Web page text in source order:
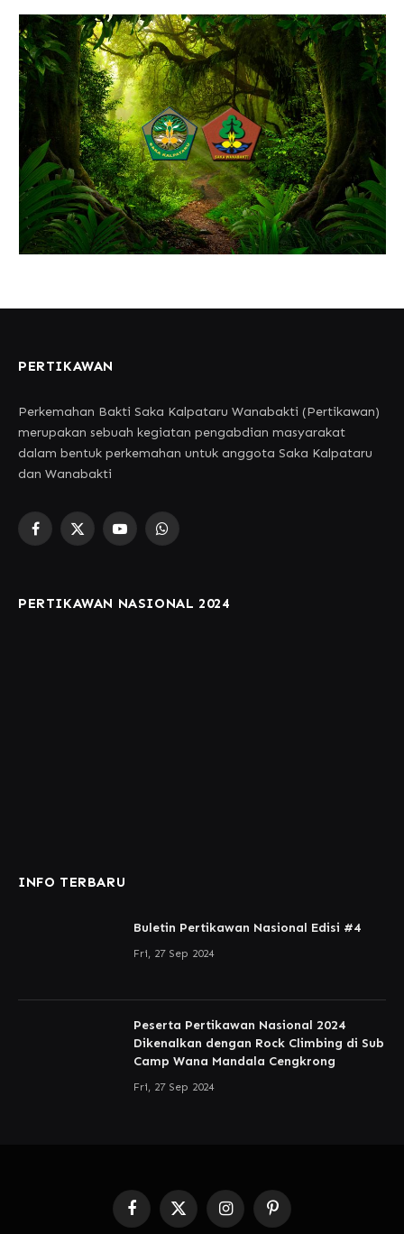
PERTIKAWAN
Perkemahan Bakti Saka Kalpataru Wanabakti (Pertikawan)
merupakan sebuah kegiatan pengabdian masyarakat
dalam bentuk perkemahan untuk anggota Saka Kalpataru
dan Wanabakti
Facebook
X
YouTubeWhatsApp
PERTIKAWAN NASIONAL 2024
INFO TERBARU
Buletin Pertikawan Nasional Edisi #4
Fri, 27 Sep 2024
Peserta Pertikawan Nasional 2024
Dikenalkan dengan Rock Climbing di Sub
Camp Wana Mandala Cengkrong
Fri, 27 Sep 2024
Facebook
X
InstagramPinterest